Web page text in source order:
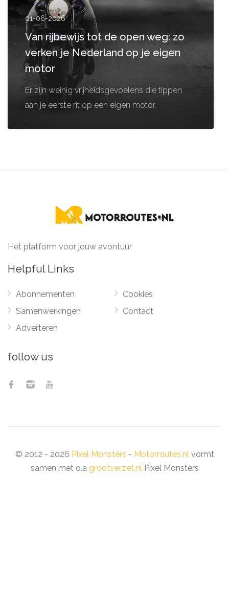
01-06-2026
Van rijbewijs tot de open weg: zo
verken je Nederland op je eigen
motor
Er zijn weinig vrijheidsgevoelens die tippen
aan je eerste rit op een eigen motor.
Het platform voor jouw avontuur
Helpful Links
Abonnementen
Samenwerkingen
Adverteren
Cookies
Contact
follow us
© 2012 - 2026 Pixel Monsters - Motorroutes.nlvormt
samen met o.a grootverzet.nlPixel Monsters